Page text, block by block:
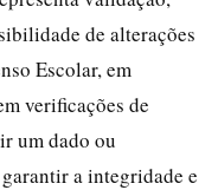
de alterações
Escolar, em
verificações de
um dado ou
a integridade e